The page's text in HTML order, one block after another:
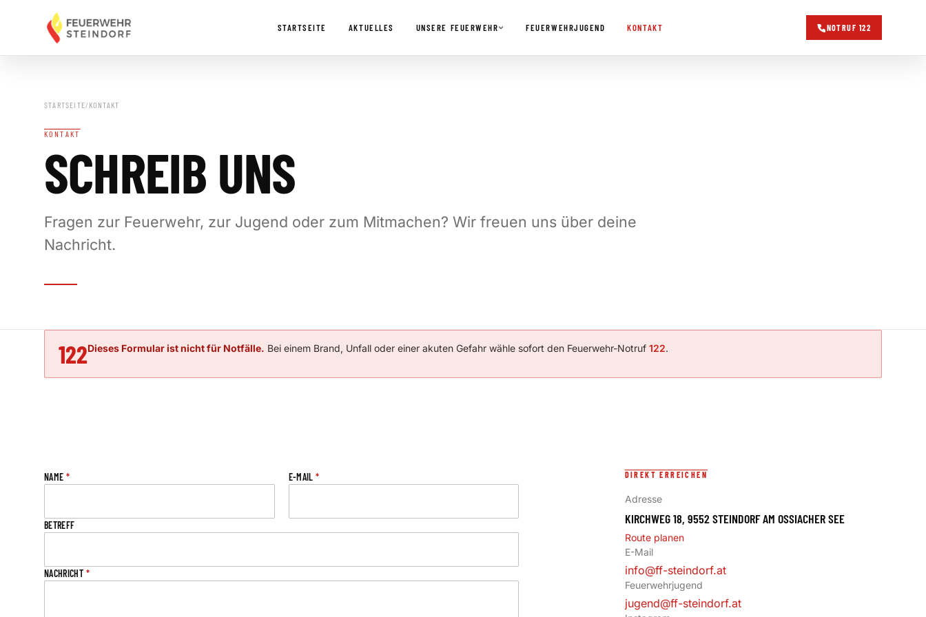
STARTSEITE AKTUELLES UNSERE FEUERWEHR FEUERWEHRJUGEND KONTAKT NOTRUF 122
STARTSEITE/ KONTAKT
KONTAKT
SCHREIB UNS
Fragen zur Feuerwehr, zur Jugend oder zum Mitmachen? Wir freuen uns über deine
Nachricht.
122Dieses Formular ist nicht für Notfälle. Bei einem Brand, Unfall oder einer akuten Gefahr wähle sofort den Feuerwehr-Notruf 122.
NAME * E-MAIL*
BETREFF
NACHRICHT *
DIREKT ERREICHEN
Adresse
KIRCHWEG 18, 9552 STEINDORF AM OSSIACHER SEE
Route planen
E-Mail
info@ff-steindorf.at
Feuerwehrjugend
jugend@ff-steindorf.at